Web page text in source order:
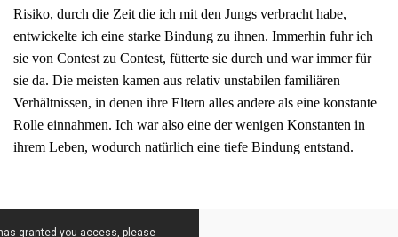
Risiko, durch die Zeit die ich mit den Jungs verbracht habe,
entwickelte ich eine starke Bindung zu ihnen. Immerhin fuhr ich
sie von Contest zu Contest, fütterte sie durch und war immer für
sie da. Die meisten kamen aus relativ unstabilen familiären
Verhältnissen, in denen ihre Eltern alles andere als eine konstante
Rolle einnahmen. Ich war also eine der wenigen Konstanten in
ihrem Leben, wodurch natürlich eine tiefe Bindung entstand.